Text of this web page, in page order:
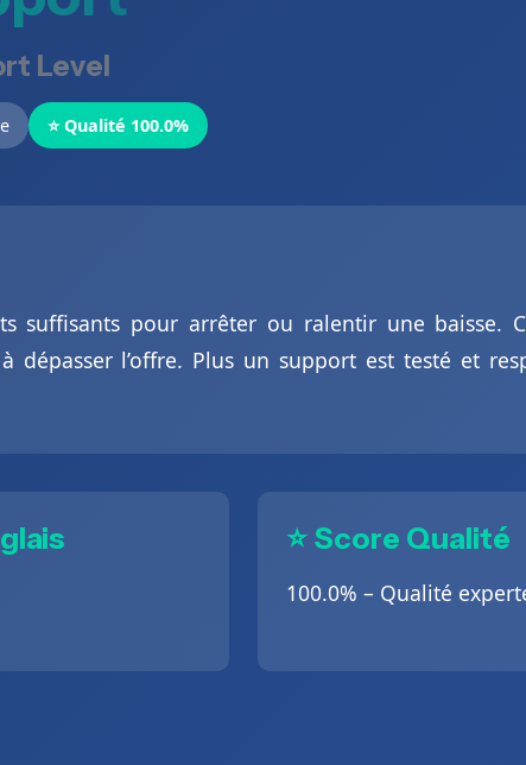
Level
⭐ Qualité 100.0%
pour arrêter ou ralentir une baisse.
l’offre. Plus un support est testé et
⭐ Score Qualité
100.0% – Qualité